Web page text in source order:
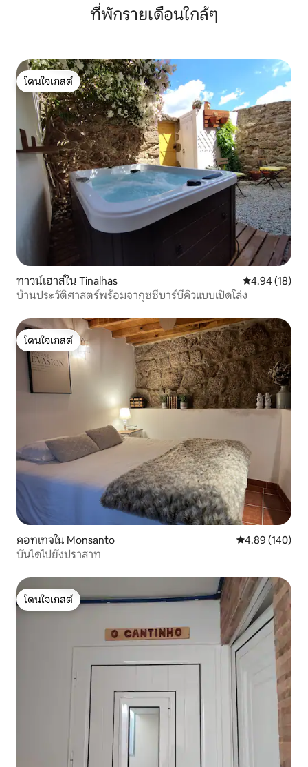
ที่พักรายเดือนใกล้ๆ
โดนใจเกสต์
โดนใจเกสต์
ทาวน์เฮาส์ใน Tinalhas คะแนนเฉลี่ย
4.94 (18)
บ้านประวัติศาสตร์พร้อมจากุซซี่บาร์บีคิวแบบเปิดโล่ง
โดนใจเกสต์
โดนใจเกสต์
คอทเทจใน Monsanto คะแนนเฉลี่ย
4.89 (140)
บันไดไปยังปราสาท
โดนใจเกสต์
โดนใจเกสต์